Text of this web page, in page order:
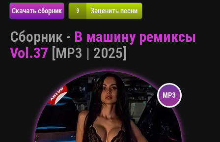
Скачать сборник 9 Заценить песни
Сборник - B машину ремиксы
Vol.37 [MP3 | 2025]